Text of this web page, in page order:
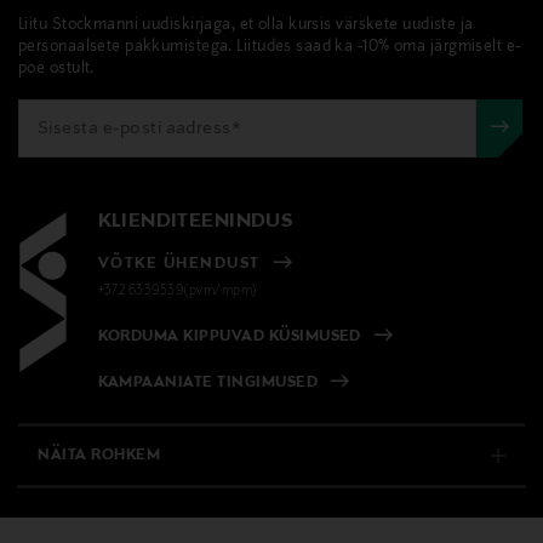
kasutamiseks kui ka pidustusteks, tuues
söögikordadesse rõõmu ja värvi. Mugav suurus ja
kvaliteetne materjal muudavad need salvrätikud
suurepäraseks valikuks nii igapäevaseks kui ka
pidulikuks kasutamiseks.
LOE LISAKS
Materjal
MULTICOLOR
Tootjamaa
SAKSAMAA
Valmistaja tootenumber
0,00 € – 4,90 €
Liitu Stockmanni uudiskirjaga, et olla kursis värskete uudiste ja
personaalsete pakkumistega. Liitudes saad ka -10% oma järgmiselt e-
poe ostult.
KLIENDITEENINDUS
VÕTKE ÜHENDUST
+372 6339539(pvm/mpm)
KORDUMA KIPPUVAD KÜSIMUSED
KAMPAANIATE TINGIMUSED
NÄITA ROHKEM